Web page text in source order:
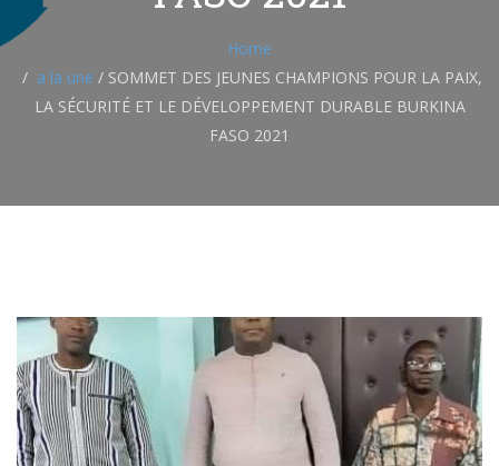
Home
a la une / SOMMET DES JEUNES CHAMPIONS POUR LA PAIX,
LA SÉCURITÉ ET LE DÉVELOPPEMENT DURABLE BURKINA
FASO 2021